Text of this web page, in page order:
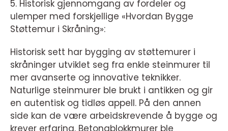
5. Historisk gjennomgang av fordeler og
ulemper med forskjellige «Hvordan Bygge
Støttemur i Skråning»:
Historisk sett har bygging av støttemurer i
skråninger utviklet seg fra enkle steinmurer til
mer avanserte og innovative teknikker.
Naturlige steinmurer ble brukt i antikken og gir
en autentisk og tidløs appell. På den annen
side kan de være arbeidskrevende å bygge og